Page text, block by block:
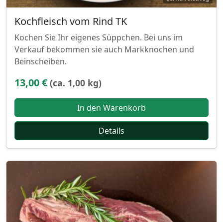
Kochfleisch vom Rind TK
Kochen Sie Ihr eigenes Süppchen. Bei uns im
Verkauf bekommen sie auch Markknochen und
Beinscheiben.
13,00 € (ca. 1,00 kg)
In den Warenkorb
Details